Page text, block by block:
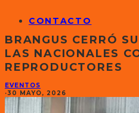
CONTACTO
BRANGUS CERRÓ
LAS NACIONALES
REPRODUCTORES
EVENTOS
·30 MAYO, 2026